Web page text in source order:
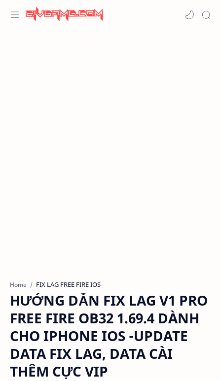
Home FIX LAG FREE FIRE IOS
HƯỚNG DẪN FIX LAG V1 PRO
FREE FIRE OB32 1.69.4 DÀNH
CHO IPHONE IOS -UPDATE
DATA FIX LAG, DATA CÀI
THÊM CỰC VIP